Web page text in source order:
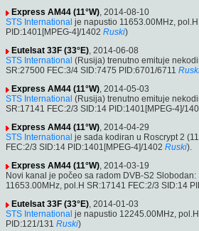
Express AM44 (11°W), 2014-08-10
STS International je napustio 11653.00MHz,
PID:1401[MPEG-4]/1402 Ruski)
Eutelsat 33F (33°E), 2014-06-08
STS International (Rusija) trenutno emituje
SR:27500 FEC:3/4 SID:7475 PID:6701/6711
Express AM44 (11°W), 2014-05-03
STS International (Rusija) trenutno emituje
SR:17141 FEC:2/3 SID:14 PID:1401[MPEG-4]/
Express AM44 (11°W), 2014-04-29
STS International je sada kodiran u Roscrypt 2
FEC:2/3 SID:14 PID:1401[MPEG-4]/1402 Ruski).
Express AM44 (11°W), 2014-03-19
Novi kanal je počeo sa radom DVB-S2 Slobodan:
11653.00MHz, pol.H SR:17141 FEC:2/3 SID:14
Eutelsat 33F (33°E), 2014-01-03
STS International je napustio 12245.00MHz,
PID:121/131 Ruski)